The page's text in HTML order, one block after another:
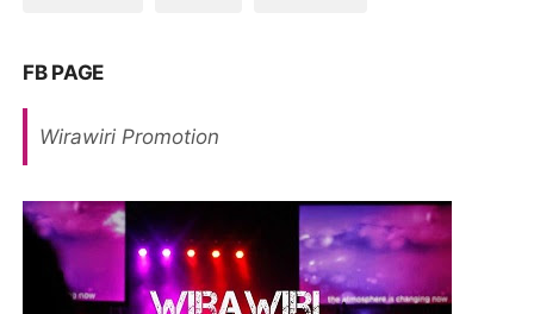
FB PAGE
Wirawiri Promotion